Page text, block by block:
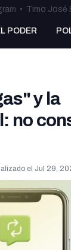
• Timo José
PODER
y la
no
el Jul 29,